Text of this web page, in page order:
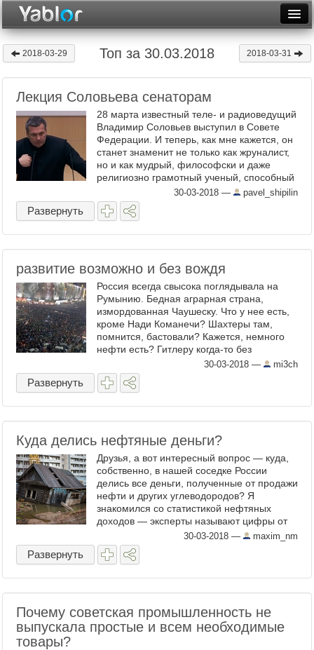
Месяц
Рейтинги
Архив
Фототоп
Видеотоп
2018-03-29 Топ за 30.03.2018 2018-03-31
Лекция Соловьева сенаторам
28 марта известный теле- и радиоведущий
Владимир Соловьев выступил в Совете
Федерации. И теперь, как мне кажется, он
станет знаменит не только как жруналист,
но и как мудрый, философски и даже
религиозно грамотный ученый, способный
обучить мыслить по-государственному
многих депутатов, ...
30-03-2018 — pavel_shipilin
Развернуть
развитие возможно и без вождя
Россия всегда свысока поглядывала на
Румынию. Бедная аграрная страна,
измордованная Чаушеску. Что у нее есть,
кроме Нади Команечи? Шахтеры там,
помнится, бастовали? Кажется, немного
нефти есть? Гитлеру когда-то без
румынской нефти совсем плохо стало.
Румыния – это где-то далеко внизу. ...
30-03-2018 — mi3ch
Развернуть
Куда делись нефтяные деньги?
Друзья, а вот интересный вопрос — куда,
собственно, в нашей соседке России
делись все деньги, полученные от продажи
нефти и других углеводородов? Я
знакомился со статистикой нефтяных
доходов — эксперты называют цифры от
1,5 до 3 триллионов долларов, полученных
за продажу нефти и газа в ...
30-03-2018 — maxim_nm
Развернуть
Почему советская промышленность не
выпускала простые и всем необходимые
товары?